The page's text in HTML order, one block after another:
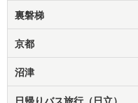
裏磐梯
京都
沼津
日帰りバス旅行（日立）